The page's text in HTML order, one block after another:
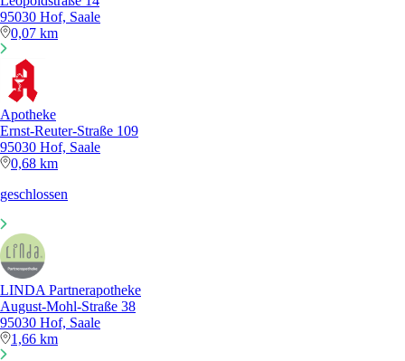
95030 Hof, Saale
0,07 km
Apotheke
Ernst-Reuter-Straße 109
95030 Hof, Saale
0,68 km
geschlossen
LINDA Partnerapotheke
August-Mohl-Straße 38
95030 Hof, Saale
1,66 km